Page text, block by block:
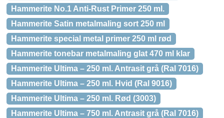
Hammerite No.1 Anti-Rust Primer 250 ml.
Hammerite Satin metalmaling sort 250 ml
Hammerite special metal primer 250 ml rød
Hammerite tonebar metalmaling glat 470 ml klar
Hammerite Ultima – 250 ml. Antrasit grå (Ral 7016)
Hammerite Ultima – 250 ml. Hvid (Ral 9016)
Hammerite Ultima – 250 ml. Rød (3003)
Hammerite Ultima – 750 ml. Antrasit grå (Ral 7016)